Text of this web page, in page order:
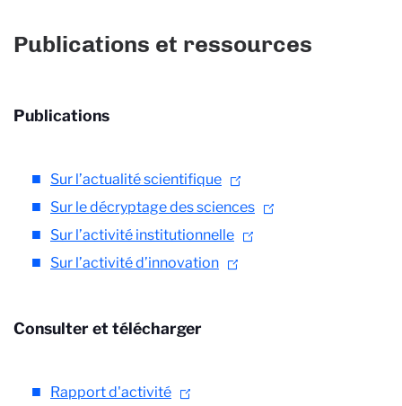
Publications et ressources
Publications
Sur l’actualité scientifique
Sur le décryptage des sciences
Sur l’activité institutionnelle
Sur l’activité d’innovation
Consulter et télécharger
Rapport d'activité